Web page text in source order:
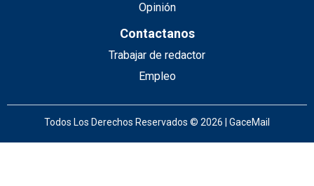
Opinión
Contactanos
Trabajar de redactor
Empleo
Todos Los Derechos Reservados © 2026 | GaceMail